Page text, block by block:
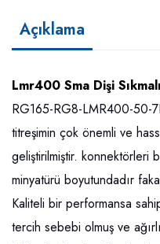
Açıklama
Lmr400 Sma Dişi
RG165-RG8-LMR400-50-
titreşimin çok önemli ve
geliştirilmiştir. konnektörleri
minyatürü boyutundadır
Kaliteli bir performansa
tercih sebebi olmuş ve